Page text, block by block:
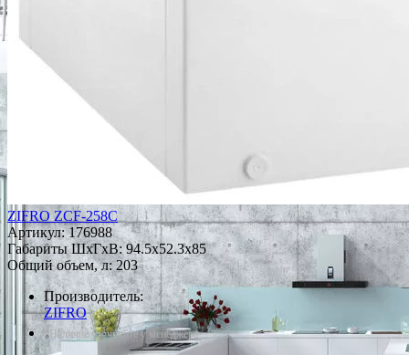
ZIFRO ZCF-258C
Артикул:176988
Габариты ШxГxВ: 94.5x52.3x85
Общий объем, л: 203
Производитель:
ZIFRO
*Наличие уточняйте у менеджера